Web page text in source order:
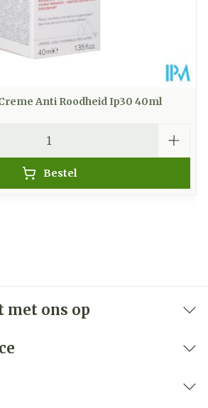
Anti Roodheid Ip30 40ml
Bestel
met ons op